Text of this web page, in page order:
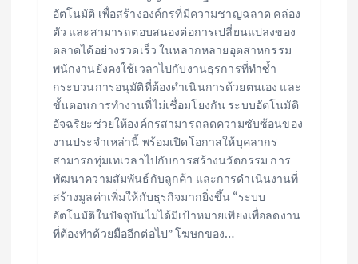
อัตโนมัติ เพื่อสร้างองค์กรที่มีความชาญฉลาด คล่อง
ตัว และสามารถตอบสนองต่อการเปลี่ยนแปลงของ
ตลาดได้อย่างรวดเร็ว ในหลากหลายอุตสาหกรรม
พนักงานยังคงใช้เวลาไปกับงานธุรการที่ทำซ้ำ
กระบวนการอนุมัติที่ต้องดำเนินการด้วยตนเอง และ
ขั้นตอนการทำงานที่ไม่เชื่อมโยงกัน ระบบอัตโนมัติ
อัจฉริยะช่วยให้องค์กรสามารถลดความซับซ้อนของ
งานประจำเหล่านี้ พร้อมเปิดโอกาสให้บุคลากร
สามารถทุ่มเทเวลาไปกับการสร้างนวัตกรรม การ
พัฒนาความสัมพันธ์กับลูกค้า และการดำเนินงานที่
สร้างมูลค่าเพิ่มให้กับธุรกิจมากยิ่งขึ้น “ระบบ
อัตโนมัติในปัจจุบันไม่ได้มีเป้าหมายเพียงเพื่อลดงาน
ที่ต้องทำด้วยมืออีกต่อไป” โฆษกของ…